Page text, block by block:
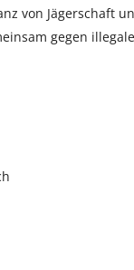
von Jägerschaft
gegen